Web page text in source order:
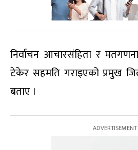
निर्वाचन आचारसंहिता र
टेकेर सहमति गराइएको प्रमुख
बताए ।